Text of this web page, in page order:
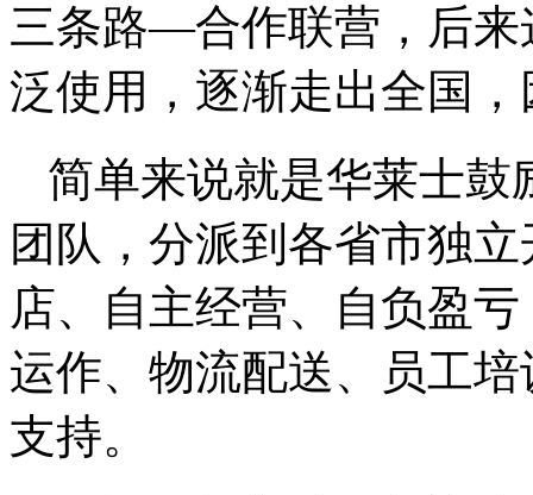
三条路—合作联营，后来
泛使用，逐渐走出全国
简单来说就是华莱士鼓
团队，分派到各省市独
店、自主经营、自负盈
运作、物流配送、员工
支持。